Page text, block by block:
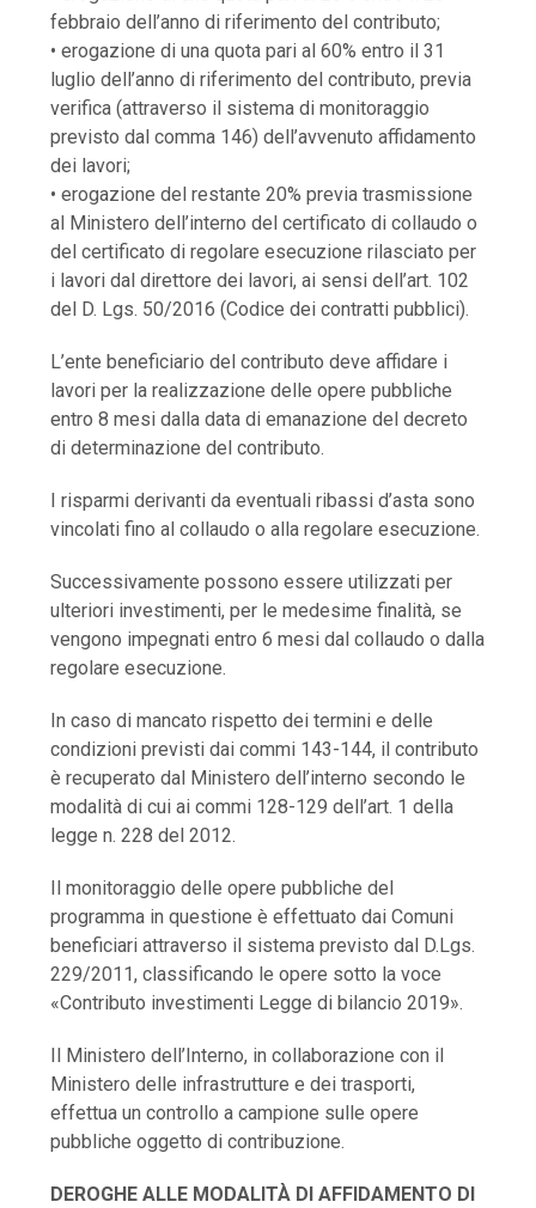
febbraio dell’anno di riferimento del contributo;
• erogazione di una quota pari al 60% entro il 31
luglio dell’anno di riferimento del contributo, previa
verifica (attraverso il sistema di monitoraggio
previsto dal comma 146) dell’avvenuto affidamento
dei lavori;
• erogazione del restante 20% previa trasmissione
al Ministero dell’interno del certificato di collaudo o
del certificato di regolare esecuzione rilasciato per
i lavori dal direttore dei lavori, ai sensi dell’art. 102
del D. Lgs. 50/2016 (Codice dei contratti pubblici).
L’ente beneficiario del contributo deve affidare i
lavori per la realizzazione delle opere pubbliche
entro 8 mesi dalla data di emanazione del decreto
di determinazione del contributo.
I risparmi derivanti da eventuali ribassi d’asta sono
vincolati fino al collaudo o alla regolare esecuzione.
Successivamente possono essere utilizzati per
ulteriori investimenti, per le medesime finalità, se
vengono impegnati entro 6 mesi dal collaudo o dalla
regolare esecuzione.
In caso di mancato rispetto dei termini e delle
condizioni previsti dai commi 143-144, il contributo
è recuperato dal Ministero dell’interno secondo le
modalità di cui ai commi 128-129 dell’art. 1 della
legge n. 228 del 2012.
Il monitoraggio delle opere pubbliche del
programma in questione è effettuato dai Comuni
beneficiari attraverso il sistema previsto dal D.Lgs.
229/2011, classificando le opere sotto la voce
«Contributo investimenti Legge di bilancio 2019».
Il Ministero dell’Interno, in collaborazione con il
Ministero delle infrastrutture e dei trasporti,
effettua un controllo a campione sulle opere
pubbliche oggetto di contribuzione.
DEROGHE ALLE MODALITÀ DI AFFIDAMENTO DI